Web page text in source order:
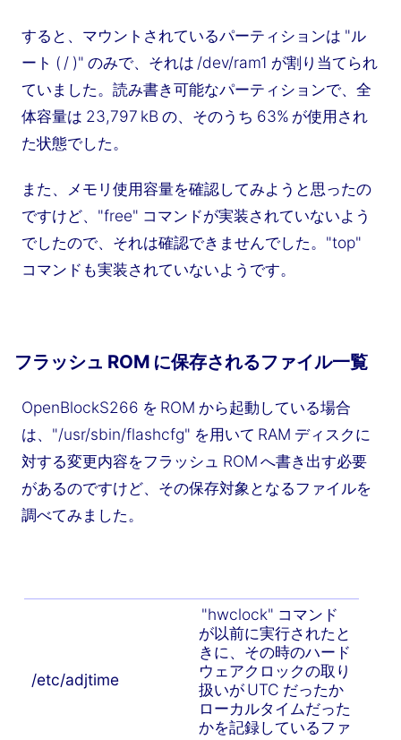
すると、マウントされているパーティションは "ル
ート ( / )" のみで、それは /dev/ram1 が割り当てられ
ていました。読み書き可能なパーティションで、全
体容量は 23,797 kB の、そのうち 63% が使用され
た状態でした。
また、メモリ使用容量を確認してみようと思ったの
ですけど、"free" コマンドが実装されていないよう
でしたので、それは確認できませんでした。"top"
コマンドも実装されていないようです。
フラッシュ ROM に保存されるファイル一覧
OpenBlockS266 を ROM から起動している場合
は、"/usr/sbin/flashcfg" を用いて RAM ディスクに
対する変更内容をフラッシュ ROM へ書き出す必要
があるのですけど、その保存対象となるファイルを
調べてみました。
/etc/adjtime
"hwclock" コマンド
が以前に実行されたと
きに、その時のハード
ウェアクロックの取り
扱いが UTC だったか
ローカルタイムだった
かを記録しているファ